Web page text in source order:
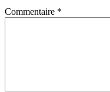
Commentaire *